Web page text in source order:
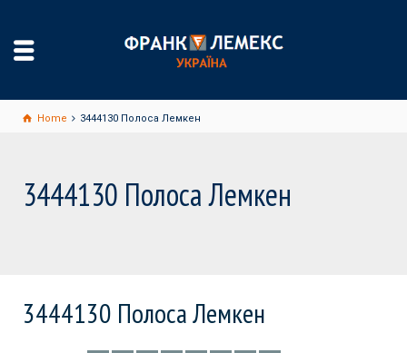
Home 3444130 Полоса Лемкен
3444130 Полоса Лемкен
3444130 Полоса Лемкен